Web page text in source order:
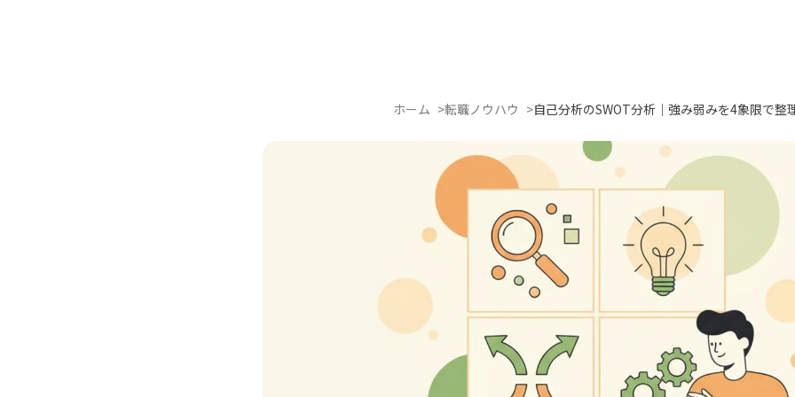
ホーム 転職ノウハウ 自己分析のSWOT分析｜強み弱みを4象限で整